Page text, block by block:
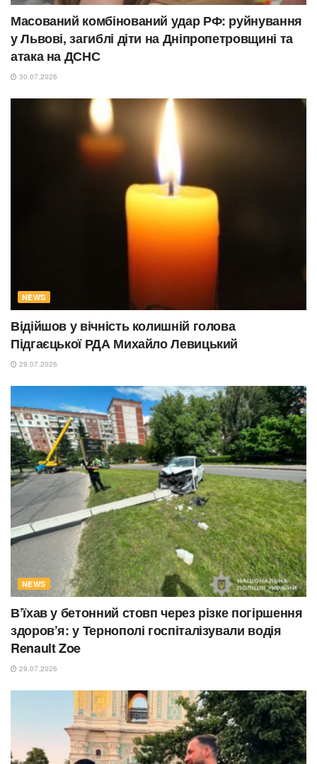
Масований комбінований удар РФ: руйнування
у Львові, загиблі діти на Дніпропетровщині та
атака на ДСНС
30.07.2026
NEWS
Відійшов у вічність колишній голова
Підгаєцької РДА Михайло Левицький
29.07.2026
NEWS
В’їхав у бетонний стовп через різке погіршення
здоров’я: у Тернополі госпіталізували водія
Renault Zoe
29.07.2026